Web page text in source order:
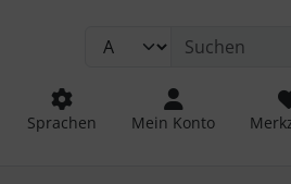
Sprachen Mein Konto